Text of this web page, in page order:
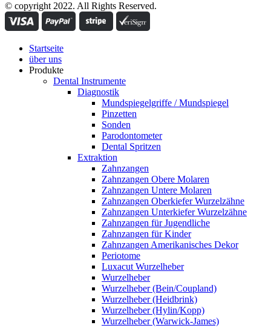
© copyright 2022. All Rights Reserved.
Startseite
über uns
Produkte
Dental Instrumente
Diagnostik
Mundspiegelgriffe / Mundspiegel
Pinzetten
Sonden
Parodontometer
Dental Spritzen
Extraktion
Zahnzangen
Zahnzangen Obere Molaren
Zahnzangen Untere Molaren
Zahnzangen Oberkiefer Wurzelzähne
Zahnzangen Unterkiefer Wurzelzähne
Zahnzangen für Jugendliche
Zahnzangen für Kinder
Zahnzangen Amerikanisches Dekor
Periotome
Luxacut Wurzelheber
Wurzelheber
Wurzelheber (Bein/Coupland)
Wurzelheber (Heidbrink)
Wurzelheber (Hylin/Kopp)
Wurzelheber (Warwick-James)